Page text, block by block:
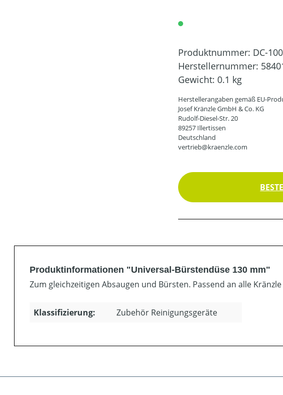
Produktnummer: DC-
Herstellernummer:
Gewicht: 0.1 kg
Herstellerangaben gemäß EU-
Josef Kränzle GmbH & Co. KG
Rudolf-Diesel-Str. 20
89257 Illertissen
Deutschland
vertrieb@kraenzle.com
Produktinformationen "Universal-Bürstendüse 130 mm"
Zum gleichzeitigen Absaugen und Bürsten. Passend an alle
Klassifizierung: Zubehör Reinigungsgeräte